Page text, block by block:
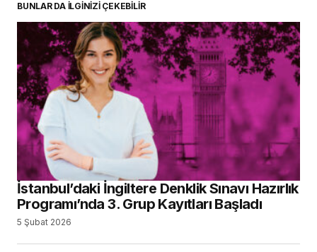
BUNLAR DA İLGİNİZİ ÇEKEBİLİR
İstanbul’daki İngiltere Denklik Sınavı Hazırlık
Programı’nda 3. Grup Kayıtları Başladı
5 Şubat 2026